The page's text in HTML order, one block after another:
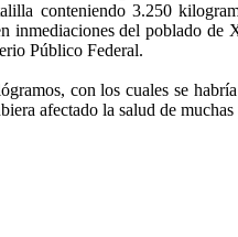
conteniendo 3.250
inmediaciones del poblado de
Público Federal.
con los cuales se
afectado la salud de muchas